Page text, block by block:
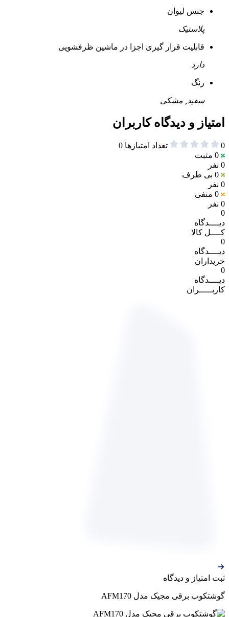
جنس لیوان
پلاستیک
قابلیت قرار گیری اجزا در ماشین ظرفشویی
دارد
رنگ
سفید, مشکی
امتیاز و دیدگاه کاربران
0 تعداد امتیازها 0
0 مثبت
0 نفر
0 بی طرف
0 نفر
0 منفی
0 نفر
0
دیــــدگاه
کــــل کالا
0
دیــــدگاه
خریداران
0
دیــــدگاه
کاربـــــران
ثبت‌ امتیاز‌ و‌ دیدگاه
گوشتکوب برقی مجیک مدل AFM170